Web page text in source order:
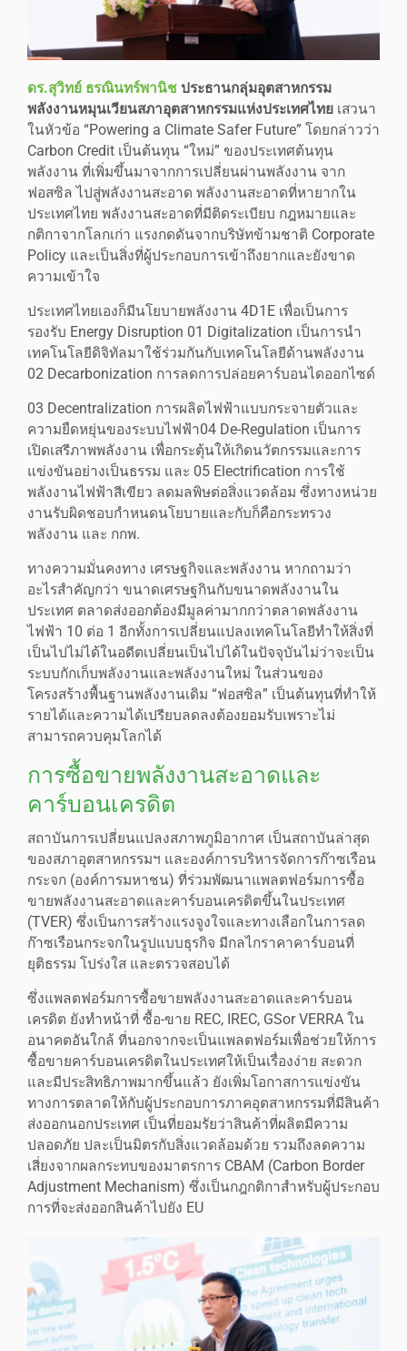
ดร.สุวิทย์ ธรณินทร์พานิช ประธานกลุ่มอุตสาหกรรม
พลังงานหมุนเวียนสภาอุตสาหกรรมแห่งประเทศไทย เสวนา
ในหัวข้อ “Powering a Climate Safer Future” โดยกล่าวว่า
Carbon Credit เป็นต้นทุน “ใหม่” ของประเทศต้นทุน
พลังงาน ที่เพิ่มขึ้นมาจากการเปลี่ยนผ่านพลังงาน จาก
ฟอสซิล ไปสู่พลังงานสะอาด พลังงานสะอาดที่หายากใน
ประเทศไทย พลังงานสะอาดที่มีติดระเบียบ กฎหมายและ
กติกาจากโลกเก่า แรงกดดันจากบริษัทข้ามชาติ Corporate
Policy และเป็นสิ่งที่ผู้ประกอบการเข้าถึงยากและยังขาด
ความเข้าใจ
ประเทศไทยเองก็มีนโยบายพลังงาน 4D1E เพื่อเป็นการ
รองรับ Energy Disruption 01 Digitalization เป็นการนำ
เทคโนโลยีดิจิทัลมาใช้ร่วมกันกับเทคโนโลยีด้านพลังงาน
02 Decarbonization การลดการปล่อยคาร์บอนไดออกไซด์
03 Decentralization การผลิตไฟฟ้าแบบกระจายตัวและ
ความยืดหยุ่นของระบบไฟฟ้า04 De-Regulation เป็นการ
เปิดเสรีภาพพลังงาน เพื่อกระตุ้นให้เกิดนวัตกรรมและการ
แข่งขันอย่างเป็นธรรม และ 05 Electrification การใช้
พลังงานไฟฟ้าสีเขียว ลดมลพิษต่อสิ่งแวดล้อม ซึ่งทางหน่วย
งานรับผิดชอบกำหนดนโยบายและกับก็คือกระทรวง
พลังงาน และ กกพ.
ทางความมั่นคงทาง เศรษฐกิจและพลังงาน หากถามว่า
อะไรสำคัญกว่า ขนาดเศรษฐกินกับขนาดพลังงานใน
ประเทศ ตลาดส่งออกต้องมีมูลค่ามากกว่าตลาดพลังงาน
ไฟฟ้า 10 ต่อ 1 อีกทั้งการเปลี่ยนแปลงเทคโนโลยีทำให้สิ่งที่
เป็นไปไม่ได้ในอดีตเปลี่ยนเป็นไปได้ในปัจจุบันไม่ว่าจะเป็น
ระบบกักเก็บพลังงานและพลังงานใหม่ ในส่วนของ
โครงสร้างพื้นฐานพลังงานเดิม “ฟอสซิล” เป็นต้นทุนที่ทำให้
รายได้และความได้เปรียบลดลงต้องยอมรับเพราะไม่
สามารถควบคุมโลกได้
การซื้อขายพลังงานสะอาดและ
คาร์บอนเครดิต
สถาบันการเปลี่ยนแปลงสภาพภูมิอากาศ เป็นสถาบันล่าสุด
ของสภาอุตสาหกรรมฯ และองค์การบริหารจัดการก๊าซเรือน
กระจก (องค์การมหาชน) ที่ร่วมพัฒนาแพลตฟอร์มการซื้อ
ขายพลังงานสะอาดและคาร์บอนเครดิตขึ้นในประเทศ
(TVER) ซึ่งเป็นการสร้างแรงจูงใจและทางเลือกในการลด
ก๊าซเรือนกระจกในรูปแบบธุรกิจ มีกลไกราคาคาร์บอนที่
ยุติธรรม โปร่งใส และตรวจสอบได้
ซึ่งแพลตฟอร์มการซื้อขายพลังงานสะอาดและคาร์บอน
เครดิต ยังทำหน้าที่ ซื้อ-ขาย REC, IREC, GSor VERRA ใน
อนาคตอันใกล้ ที่นอกจากจะเป็นแพลตฟอร์มเพื่อช่วยให้การ
ซื้อขายคาร์บอนเครดิตในประเทศให้เป็นเรื่องง่าย สะดวก
และมีประสิทธิภาพมากขึ้นแล้ว ยังเพิ่มโอกาสการแข่งขัน
ทางการตลาดให้กับผู้ประกอบการภาคอุตสาหกรรมที่มีสินค้า
ส่งออกนอกประเทศ เป็นที่ยอมรัยว่าสินค้าที่ผลิตมีความ
ปลอดภัย ปละเป็นมิตรกับสิ่งแวดล้อมด้วย รวมถึงลดความ
เสี่ยงจากผลกระทบของมาตรการ CBAM (Carbon Border
Adjustment Mechanism) ซึ่งเป็นกฎกติกาสำหรับผู้ประกอบ
การที่จะส่งออกสินค้าไปยัง EU